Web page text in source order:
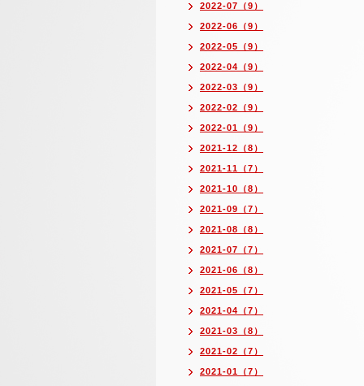
2022-07（9）
2022-06（9）
2022-05（9）
2022-04（9）
2022-03（9）
2022-02（9）
2022-01（9）
2021-12（8）
2021-11（7）
2021-10（8）
2021-09（7）
2021-08（8）
2021-07（7）
2021-06（8）
2021-05（7）
2021-04（7）
2021-03（8）
2021-02（7）
2021-01（7）